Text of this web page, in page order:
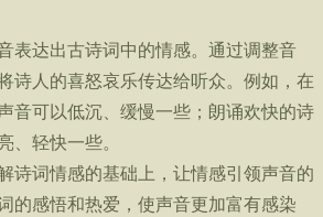
表达出古诗词中的情感。通过调整音
诗人的喜怒哀乐传达给听众。例如，在
音可以低沉、缓慢一些；朗诵欢快的诗
、轻快一些。
诗词情感的基础上，让情感引领声音的
的感悟和热爱，使声音更加富有感染